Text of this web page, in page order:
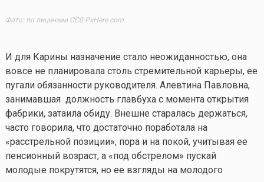
Фото: по лицензии CC0 PxHere.com
И для Карины назначение стало неожиданностью, она
вовсе не планировала столь стремительной карьеры, ее
пугали обязанности руководителя. Алевтина Павловна,
занимавшая должность главбуха с момента открытия
фабрики, затаила обиду. Внешне старалась держаться,
часто говорила, что достаточно поработала на
«расстрельной позиции», пора и на покой, учитывая ее
пенсионный возраст, а «под обстрелом» пускай
молодые покрутятся, но ее взгляды на молодого